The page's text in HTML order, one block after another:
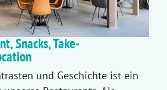
Snacks, Take-
und Geschichte ist ein